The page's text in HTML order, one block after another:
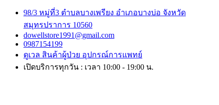
98/3 หมู่ที่3 ตำบลบางเพรียง อำเภอบางบ่อ จังหวัด
สมุทรปราการ 10560
dowellstore1991@gmail.com
0987154199
ดูเวล สินค้าผู้ป่วย อุปกรณ์การแพทย์
เปิดบริการทุกวัน : เวลา 10:00 - 19:00 น.